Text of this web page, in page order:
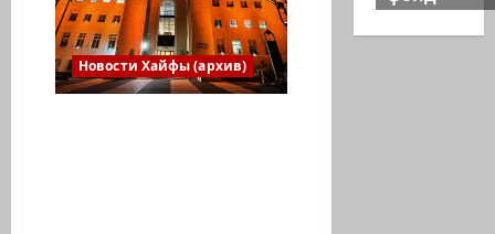
выпуск
программы,
посвященный
8
Марта
Новости Хайфы (архив)